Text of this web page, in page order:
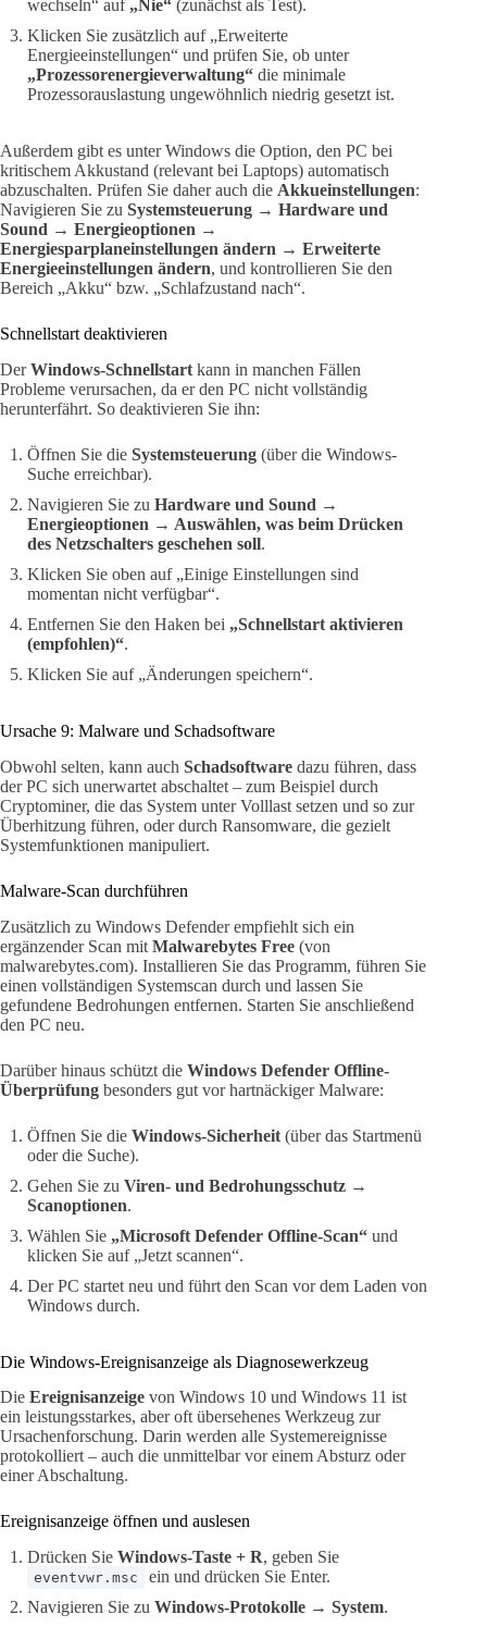
wechseln“ auf „Nie“ (zunächst als Test).
Klicken Sie zusätzlich auf „Erweiterte
Energieeinstellungen“ und prüfen Sie, ob unter
„Prozessorenergieverwaltung“ die minimale
Prozessorauslastung ungewöhnlich niedrig gesetzt ist.
Außerdem gibt es unter Windows die Option, den PC bei
kritischem Akkustand (relevant bei Laptops) automatisch
abzuschalten. Prüfen Sie daher auch die Akkueinstellungen:
Navigieren Sie zu Systemsteuerung → Hardware und
Sound → Energieoptionen →
Energiesparplaneinstellungen ändern → Erweiterte
Energieeinstellungen ändern, und kontrollieren Sie den
Bereich „Akku“ bzw. „Schlafzustand nach“.
Schnellstart deaktivieren
DerWindows-Schnellstart kann in manchen Fällen
Probleme verursachen, da er den PC nicht vollständig
herunterfährt. So deaktivieren Sie ihn:
Öffnen Sie die Systemsteuerung (über die Windows-
Suche erreichbar).
Navigieren Sie zu Hardware und Sound →
Energieoptionen → Auswählen, was beim Drücken
des Netzschalters geschehen soll.
Klicken Sie oben auf „Einige Einstellungen sind
momentan nicht verfügbar“.
Entfernen Sie den Haken bei „Schnellstart aktivieren
(empfohlen)“.
Klicken Sie auf „Änderungen speichern“.
Ursache 9: Malware und Schadsoftware
Obwohl selten, kann auch Schadsoftware dazu führen, dass
der PC sich unerwartet abschaltet – zum Beispiel durch
Cryptominer, die das System unter Volllast setzen und so zur
Überhitzung führen, oder durch Ransomware, die gezielt
Systemfunktionen manipuliert.
Malware-Scan durchführen
Zusätzlich zu Windows Defender empfiehlt sich ein
ergänzender Scan mit Malwarebytes Free (von
malwarebytes.com). Installieren Sie das Programm, führen Sie
einen vollständigen Systemscan durch und lassen Sie
gefundene Bedrohungen entfernen. Starten Sie anschließend
den PC neu.
Darüber hinaus schützt die Windows Defender Offline-
Überprüfung besonders gut vor hartnäckiger Malware:
Öffnen Sie die Windows-Sicherheit (über das Startmenü
oder die Suche).
Gehen Sie zu Viren- und Bedrohungsschutz →
Scanoptionen.
Wählen Sie „Microsoft Defender Offline-Scan“ und
klicken Sie auf „Jetzt scannen“.
Der PC startet neu und führt den Scan vor dem Laden von
Windows durch.
Die Windows-Ereignisanzeige als Diagnosewerkzeug
Die Ereignisanzeige von Windows 10 und Windows 11 ist
ein leistungsstarkes, aber oft übersehenes Werkzeug zur
Ursachenforschung. Darin werden alle Systemereignisse
protokolliert – auch die unmittelbar vor einem Absturz oder
einer Abschaltung.
Ereignisanzeige öffnen und auslesen
Drücken Sie Windows-Taste + R, geben Sie
eventvwr.msc
ein und drücken Sie Enter.
Navigieren Sie zu Windows-Protokolle → System.